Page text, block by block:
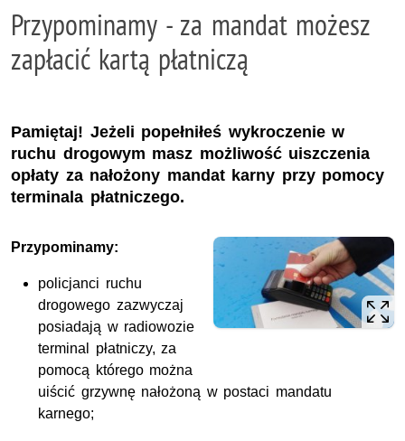
Przypominamy - za mandat możesz
zapłacić kartą płatniczą
Pamiętaj! Jeżeli popełniłeś wykroczenie w
ruchu drogowym masz możliwość uiszczenia
opłaty za nałożony mandat karny przy pomocy
terminala płatniczego.
Przypominamy:
policjanci ruchu
drogowego zazwyczaj
posiadają w radiowozie
terminal płatniczy, za
pomocą którego można
uiścić grzywnę nałożoną w postaci mandatu
karnego;